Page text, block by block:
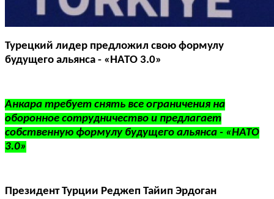
Турецкий лидер предложил свою формулу
будущего альянса - «НАТО 3.0»
Анкара требует снять все ограничения на
оборонное сотрудничество и предлагает
собственную формулу будущего альянса - «НАТО
3.0»
Президент Турции Реджеп Тайип Эрдоган